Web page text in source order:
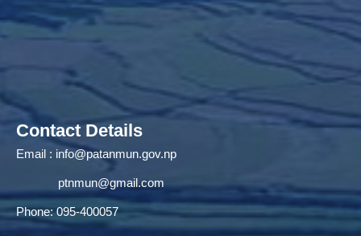
Contact Details
Email : info@patanmun.gov.np
ptnmun@gmail.com
Phone: 095-400057